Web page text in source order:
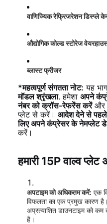
वाणिज्यिक रेफ्रिजरेशन डिस्प्ले
औद्योगिक कोल्ड स्टोरेज
ब्लास्ट फ्रीजर
*महत्वपूर्ण संगतता नोट: यह
मॉडल श्रृंखला. हमेशा अपने
नंबर को क्रॉस-रेफरेंस करेंऔर
प्लेट से करें। आदेश देने से पहले
लिए अपने कंप्रेसर के नेमप्लेट
करें।
हमारी 15P वाल्व
अपटाइम को अधिकतम करें: एक
विफलता का एक प्रमुख कारण है।
अप्रत्याशित डाउनटाइम को कम
है।